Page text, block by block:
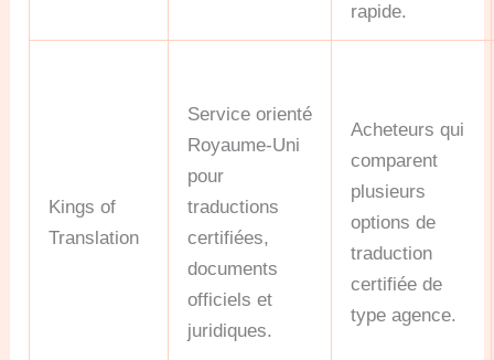
rapide.
Kings of
Translation
Service orienté
Royaume-Uni
pour
traductions
certifiées,
documents
officiels et
juridiques.
Acheteurs qui
comparent
plusieurs
options de
traduction
certifiée de
type agence.